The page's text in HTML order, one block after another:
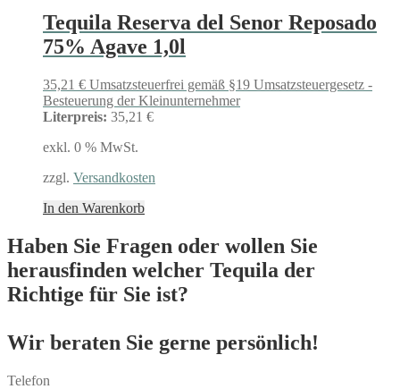
Tequila Reserva del Senor Reposado
75% Agave 1,0l
35,21 € Umsatzsteuerfrei gemäß §19 Umsatzsteuergesetz -
Besteuerung der Kleinunternehmer
Literpreis: 35,21 €
exkl. 0 % MwSt.
zzgl. Versandkosten
In den Warenkorb
Haben Sie Fragen oder wollen Sie
herausfinden welcher Tequila der
Richtige für Sie ist?
Wir beraten Sie gerne persönlich!
Telefon